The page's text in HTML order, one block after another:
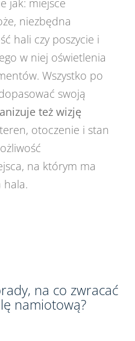
jak: miejsce
niezbędna
hali czy poszycie i
w niej oświetlenia
Wszystko po
swoją
też wizję
otoczenie i stan
na którym ma
hala.
na co zwracać
namiotową?